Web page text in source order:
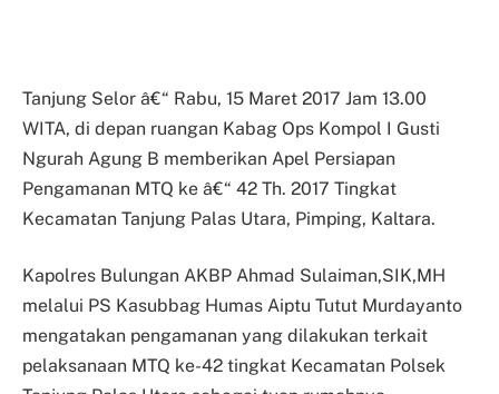
Tanjung Selor â€“ Rabu, 15 Maret 2017 Jam 13.00
WITA, di depan ruangan Kabag Ops Kompol I Gusti
Ngurah Agung B memberikan Apel Persiapan
Pengamanan MTQ ke â€“ 42 Th. 2017 Tingkat
Kecamatan Tanjung Palas Utara, Pimping, Kaltara.
Kapolres Bulungan AKBP Ahmad Sulaiman,SIK,MH
melalui PS Kasubbag Humas Aiptu Tutut Murdayanto
mengatakan pengamanan yang dilakukan terkait
pelaksanaan MTQ ke-42 tingkat Kecamatan Polsek